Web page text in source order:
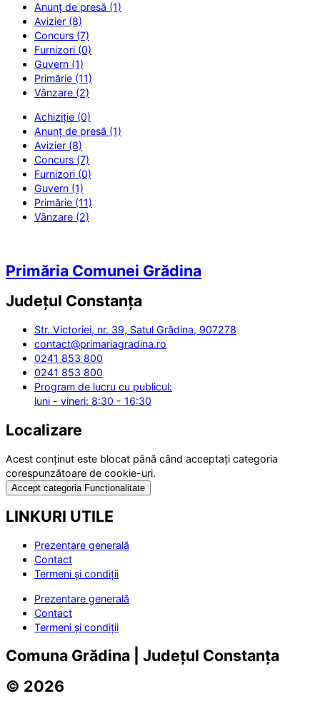
Anunț de presă (1)
Avizier (8)
Concurs (7)
Furnizori (0)
Guvern (1)
Primărie (11)
Vânzare (2)
Achiziție (0)
Anunț de presă (1)
Avizier (8)
Concurs (7)
Furnizori (0)
Guvern (1)
Primărie (11)
Vânzare (2)
Primăria Comunei Grădina
Județul Constanța
Str. Victoriei, nr. 39, Satul Grădina, 907278
contact@primariagradina.ro
0241 853 800
0241 853 800
Program de lucru cu publicul:
luni - vineri: 8:30 - 16:30
Localizare
Acest conținut este blocat până când acceptați categoria
corespunzătoare de cookie-uri.
Accept categoria Funcționalitate
LINKURI UTILE
Prezentare generală
Contact
Termeni și condiții
Prezentare generală
Contact
Termeni și condiții
Comuna Grădina | Județul Constanța
© 2026